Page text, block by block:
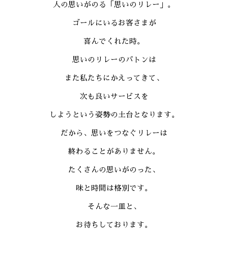
人の思いがのる「思いのリレー」。
ゴールにいるお客さまが
喜んでくれた時。
思いのリレーのバトンは
また私たちにかえってきて、
次も良いサービスを
しようという姿勢の土台となります。
だから、思いをつなぐリレーは
終わることがありません。
たくさんの思いがのった、
味と時間は格別です。
そんな一皿と、
お待ちしております。